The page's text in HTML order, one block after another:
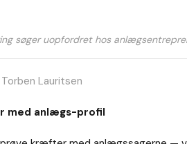
søger uopfordret hos
Lauritsen
med anlægs-profil